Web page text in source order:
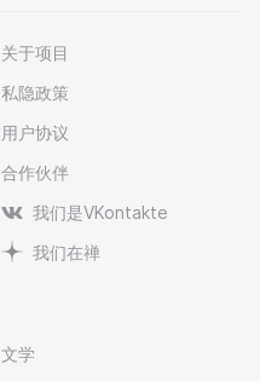
关于项目
私隐政策
用户协议
合作伙伴
我们是VKontakte
我们在禅
文学